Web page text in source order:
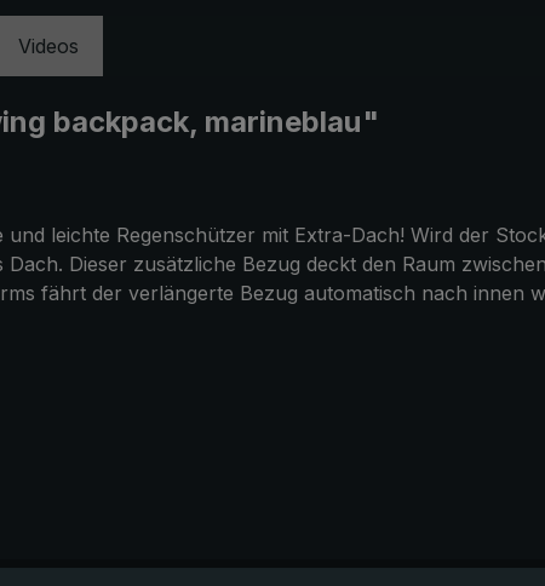
Videos
backpack, marineblau"
leichte Regenschützer mit Extra-Dach! Wird der
Dieser zusätzliche Bezug deckt den Raum
fährt der verlängerte Bezug automatisch nach innen